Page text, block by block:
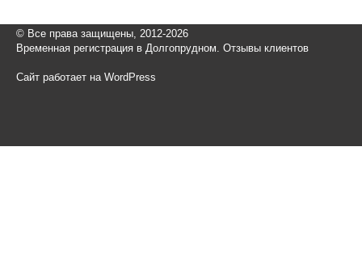
© Все права защищены, 2012-2026
Временная регистрация в Долгопрудном. Отзывы клиентов
Сайт работает на WordPress